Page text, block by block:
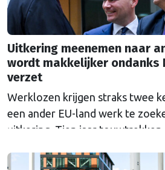
Uitkering meenemen naar
wordt makkelijker ondanks
verzet
Werklozen krijgen straks twee
een ander EU-land werk te
uitkering. Tien jaar touwtrekken